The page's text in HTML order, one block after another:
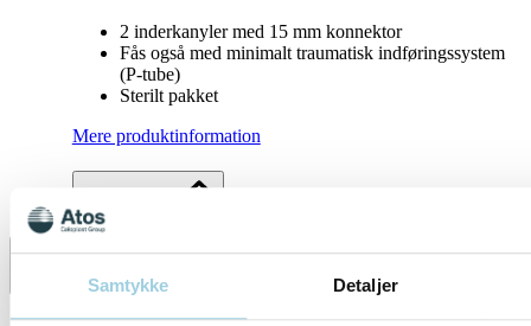
Samtykke Detaljer
2 inderkanyler med 15 mm konnektor
Fås også med minimalt traumatisk indføringssystem
(P-tube)
Sterilt pakket
Mere produktinformation
Del Gem til mit indhold